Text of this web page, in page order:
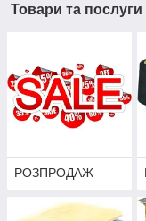
Товари та послуги
РОЗПРОДАЖ